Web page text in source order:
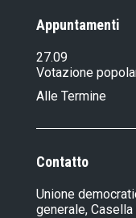
Appuntamenti
27.09
Votazione
Alle Termine
Contatto
Unione
generale,